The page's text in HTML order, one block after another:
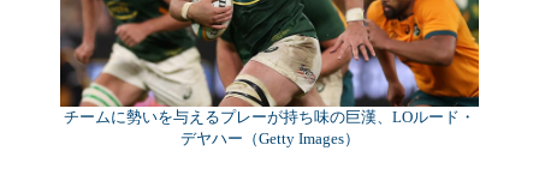
チームに勢いを与えるプレーが持ち味の巨漢、LOルード・
デヤハー（Getty Images）